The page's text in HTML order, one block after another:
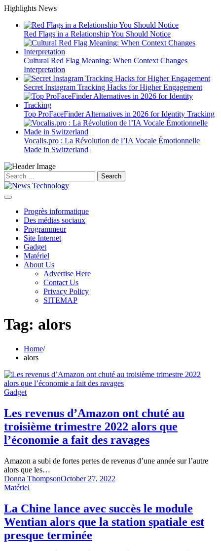
Skip
content
Highlights News
Red Flags in a Relationship You Should Notice
Cultural Red Flag Meaning: When Context Changes
Interpretation
Secret Instagram Tracking Hacks for Higher Engagement
Top ProFaceFinder Alternatives in 2026 for Identity Tracking
Vocalis.pro : La Révolution de l’IA Vocale Émotionnelle
Made in Switzerland
Search
for:
Progrès informatique
Des médias sociaux
Programmeur
Site Internet
Gadget
Matériel
About Us
Advertise Here
Contact Us
Privacy Policy
SITEMAP
Tag: alors
Home
alors
Gadget
Les revenus d’Amazon ont chuté au
troisième trimestre 2022 alors que
l’économie a fait des ravages
Amazon a subi de fortes pertes de revenus d’une année sur l’autre
alors que les…
Donna ThompsonOctober 27, 2022
Matériel
La Chine lance avec succès le module
Wentian alors que la station spatiale est
presque terminée